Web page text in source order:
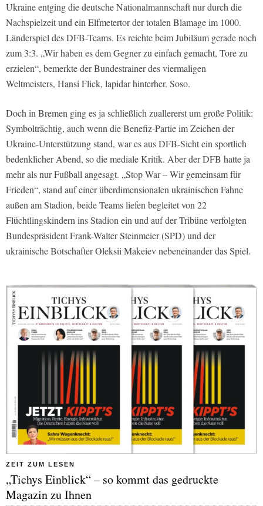
Ukraine entging die deutsche Nationalmannschaft nur durch die
Nachspielzeit und ein Elfmetertor der totalen Blamage im 1000.
Länderspiel des DFB-Teams. Es reichte beim Jubiläum gerade noch
zum 3:3. „Wir haben es dem Gegner zu einfach gemacht, Tore zu
erzielen“, bemerkte der Bundestrainer des viermaligen
Weltmeisters, Hansi Flick, lapidar hinterher. Soso.
Doch in Bremen ging es ja schließlich zuallererst um große Politik:
Symbolträchtig, auch wenn die Benefiz-Partie im Zeichen der
Ukraine-Unterstützung stand, war es aus DFB-Sicht ein sportlich
bedenklicher Abend, so die mediale Kritik. Aber der DFB hatte ja
mehr als nur Fußball angesagt. „Stop War – Wir gemeinsam für
Frieden“, stand auf einer überdimensionalen ukrainischen Fahne
außen am Stadion, beide Teams liefen begleitet von 22
Flüchtlingskindern ins Stadion ein und auf der Tribüne verfolgten
Bundespräsident Frank-Walter Steinmeier (SPD) und der
ukrainische Botschafter Oleksii Makeiev nebeneinander das Spiel.
ZEIT ZUM LESEN
„Tichys Einblick“ – so kommt das gedruckte
Magazin zu Ihnen